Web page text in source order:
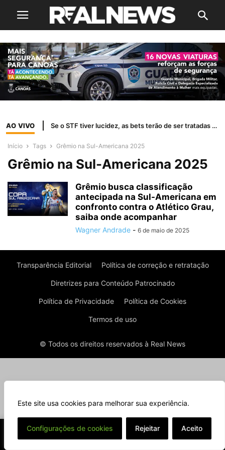
Este site usa cookies para melhorar sua experiência.
Configurações de cookies Rejeitar Aceito
AO VIVO Se o STF tiver lucidez, as bets terão de ser tratadas como jogo de azar
Início Tags Grêmio na Sul-Americana 2025
Grêmio na Sul-Americana 2025
Grêmio busca classificação
antecipada na Sul-Americana em
confronto contra o Atlético Grau,
saiba onde acompanhar
Wagner Andrade - 6 de maio de 2025
Transparência Editorial Política de correção e retratação
Diretrizes para Conteúdo Patrocinado
Política de Privacidade Política de Cookies
Termos de uso
© Todos os direitos reservados à Real News